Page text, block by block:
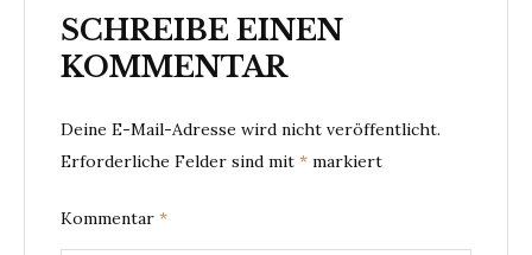
SCHREIBE EINEN
KOMMENTAR
Deine E-Mail-Adresse wird nicht veröffentlicht.
Erforderliche Felder sind mit * markiert
Kommentar *